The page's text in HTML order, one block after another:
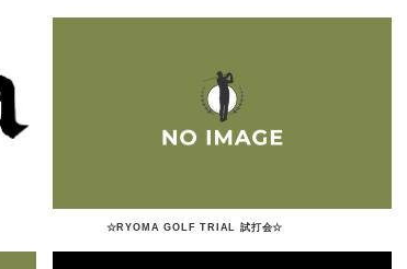
☆RYOMA GOLF TRIAL 試打会☆